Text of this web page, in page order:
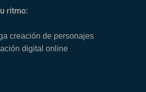
ritmo:
creación de personajes
digital online